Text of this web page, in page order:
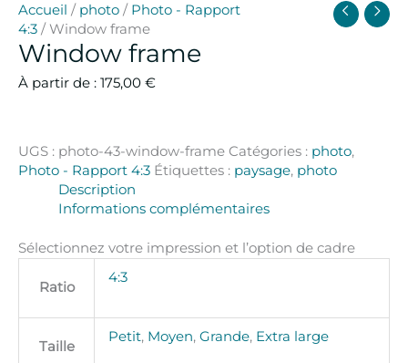
Accueil / photo / Photo - Rapport
4:3 / Window frame
Window frame
À partir de : 175,00 €
UGS : photo-43-window-frame Catégories : photo,
Photo - Rapport 4:3 Étiquettes : paysage, photo
Description
Informations complémentaires
Sélectionnez votre impression et l’option de cadre
Ratio
4:3
Taille
Petit, Moyen, Grande, Extra large